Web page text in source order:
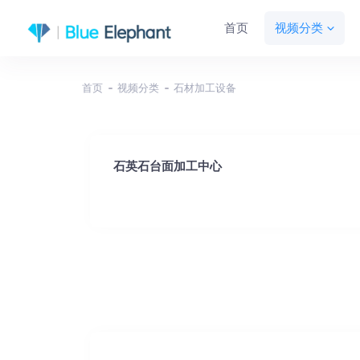
首页 视频分类
首页 视频分类 石材加工设备
石英石台面加工中心